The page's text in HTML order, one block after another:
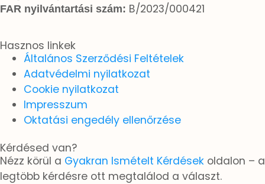
FAR nyilvántartási szám: B/2023/000421
Hasznos linkek
Általános Szerződési Feltételek
Adatvédelmi nyilatkozat
Cookie nyilatkozat
Impresszum
Oktatási engedély ellenőrzése
Kérdésed van?
Nézz körül a Gyakran Ismételt Kérdések oldalon – a
legtöbb kérdésre ott megtalálod a választ.